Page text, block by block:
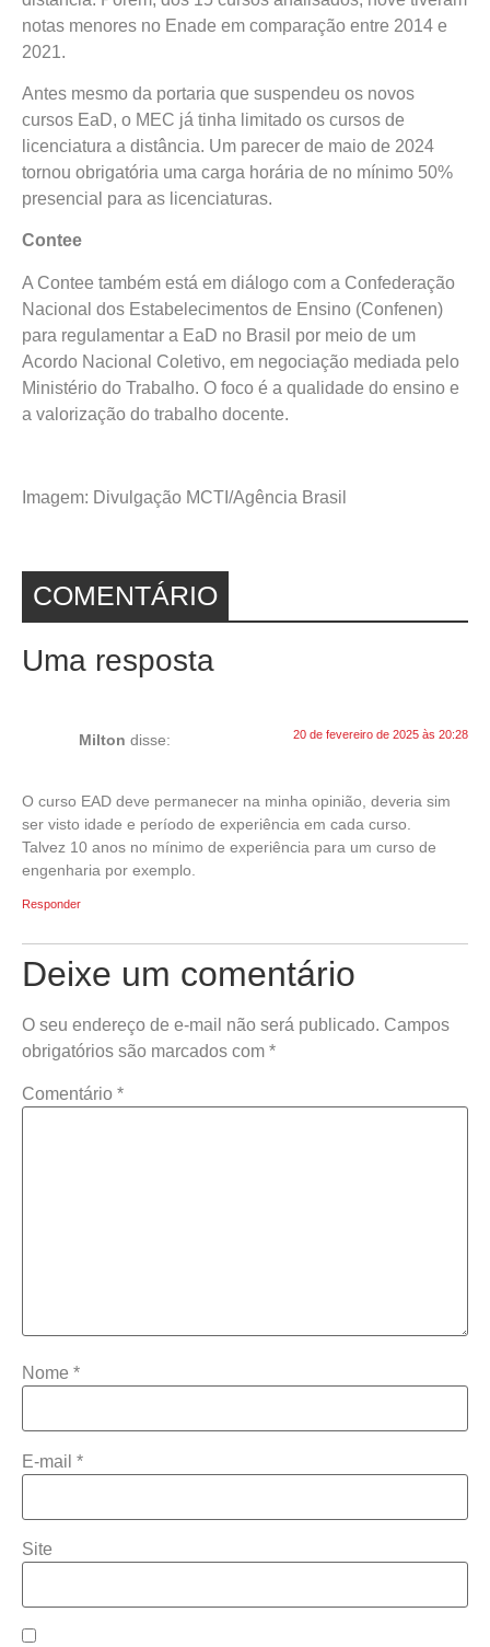
notas menores no Enade em comparação entre 2014 e
2021.
Antes mesmo da portaria que suspendeu os novos
cursos EaD, o MEC já tinha limitado os cursos de
licenciatura a distância. Um parecer de maio de 2024
tornou obrigatória uma carga horária de no mínimo 50%
presencial para as licenciaturas.
Contee
A Contee também está em diálogo com a Confederação
Nacional dos Estabelecimentos de Ensino (Confenen)
para regulamentar a EaD no Brasil por meio de um
Acordo Nacional Coletivo, em negociação mediada pelo
Ministério do Trabalho. O foco é a qualidade do ensino e
a valorização do trabalho docente.
Imagem: Divulgação MCTI/Agência Brasil
COMENTÁRIO
Uma resposta
Milton disse: 20 de fevereiro de 2025 às 20:28
O curso EAD deve permanecer na minha opinião, deveria sim
ser visto idade e período de experiência em cada curso.
Talvez 10 anos no mínimo de experiência para um curso de
engenharia por exemplo.
Responder
Deixe um comentário
O seu endereço de e-mail não será publicado. Campos
obrigatórios são marcados com *
Comentário *
Nome *
E-mail *
Site